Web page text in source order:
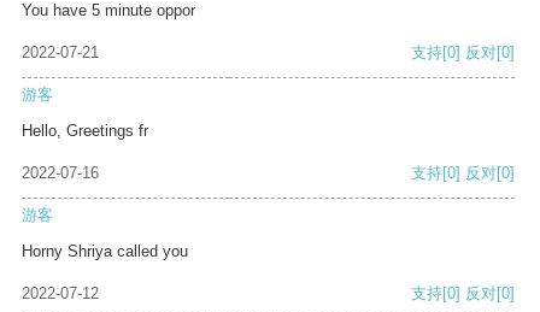
You have 5 minute oppor
2022-07-21 支持[0] 反对[0]
游客
Hello, Greetings fr
2022-07-16 支持[0] 反对[0]
游客
Horny Shriya called you
2022-07-12 支持[0] 反对[0]